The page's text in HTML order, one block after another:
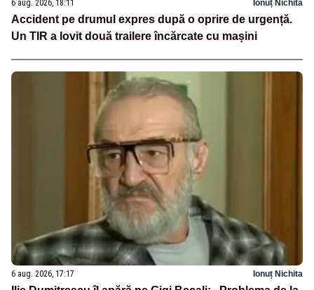
6 aug. 2026, 18:11 Ionuț Nichita
Accident pe drumul expres după o oprire de urgență.
Un TIR a lovit două trailere încărcate cu mașini
6 aug. 2026, 17:17 Ionuț Nichita